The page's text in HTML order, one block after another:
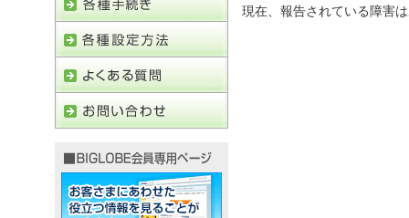
現在、報告されている障害